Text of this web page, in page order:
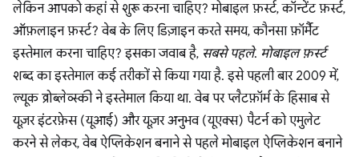
लेकिन आपको कहां से शुरू करना चाहिए? मोबाइल फ़र्स्ट, कॉन्टेंट फ़र्स्ट,
ऑफ़लाइन फ़र्स्ट? वेब के लिए डिज़ाइन करते समय, कौनसा फ़ॉर्मैट
इस्तेमाल करना चाहिए? इसका जवाब है, सबसे पहले. मोबाइल फ़र्स्ट
शब्द का इस्तेमाल कई तरीकों से किया गया है. इसे पहली बार 2009 में,
ल्यूक व्रोब्लेव्स्की ने इस्तेमाल किया था. वेब पर प्लैटफ़ॉर्म के हिसाब से
यूज़र इंटरफ़ेस (यूआई) और यूज़र अनुभव (यूएक्स) पैटर्न को एमुलेट
करने से लेकर, वेब ऐप्लिकेशन बनाने से पहले मोबाइल ऐप्लिकेशन बनाने